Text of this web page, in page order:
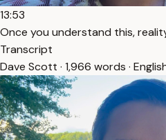
13:53
Once you understand this,
Transcript
Dave Scott · 1,966 words ·